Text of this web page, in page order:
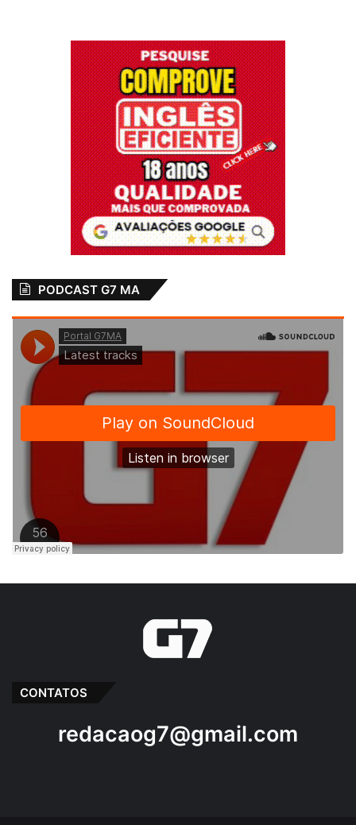
PODCAST G7 MA
CONTATOS
redacaog7@gmail.com